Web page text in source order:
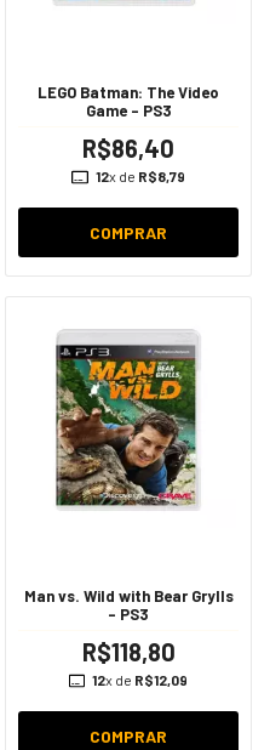
LEGO Batman: The Video
Game - PS3
R$86,40
12x de R$8,79
COMPRAR
Man vs. Wild with Bear Grylls
- PS3
R$118,80
12x de R$12,09
COMPRAR